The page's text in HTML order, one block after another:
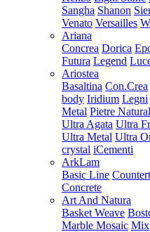
Sangha Shanon
Venato Versailles
Ariana
Concrea Dorica
Futura Legend
Ariostea
Basaltina Con.Crea
body Iridium Legni
Metal Pietre
Ultra Agata Ultra
Ultra Metal Ultra
crystal iCementi
ArkLam
Basic Line
Concrete
Art And Natura
Basket Weave
Marble Mosaic Mix